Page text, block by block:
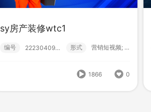
HB-MXJ44教育培训
222310170000 形式
sy房产装修wtc1
编号 222304090000 形式 营销短视频; 初级款;
1866 0